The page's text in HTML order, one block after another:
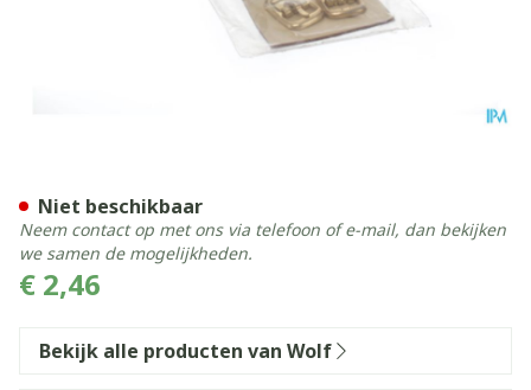
€ 2,46
Niet beschikbaar
Neem contact op met ons via telefoon of e-mail, dan bekijken
we samen de mogelijkheden.
Bekijk alle producten van Wolf